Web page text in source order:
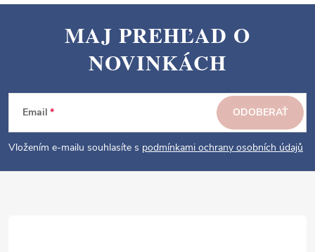
p
e
MAJ PREHĽAD O
NOVINKÁCH
Email
Vložením e-mailu souhlasíte s podmínkami ochrany osobních údajů
ODOBERAŤ